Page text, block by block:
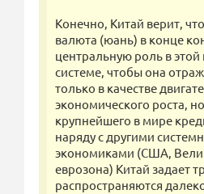
Конечно, Китай верит,
валюта (юань) в конце
центральную роль в
системе, чтобы она
только в качестве
экономического роста,
крупнейшего в мире
наряду с другими
экономиками (США,
еврозона) Китай задает
распространяются